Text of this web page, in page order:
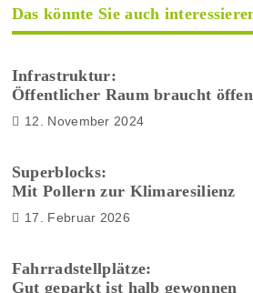
Das könnte Sie auch
Infrastruktur:
Öffentlicher Raum braucht
12. November 2024
Superblocks:
Mit Pollern zur Klimaresilienz
17. Februar 2026
Fahrradstellplätze:
Gut geparkt ist halb gewonnen